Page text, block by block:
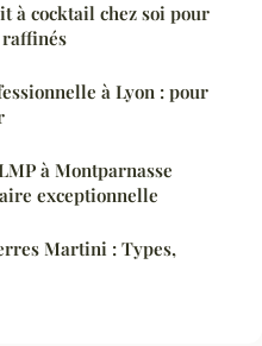
à cocktail chez soi pour
raffinés
à Lyon : pour
à Montparnasse
exceptionnelle
Martini : Types,